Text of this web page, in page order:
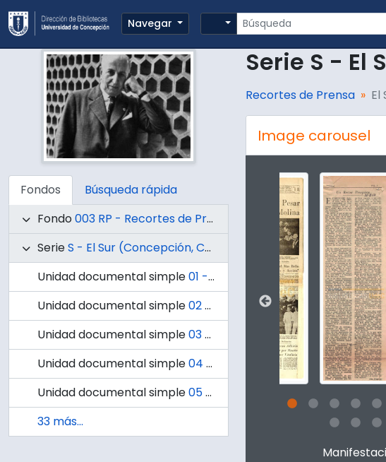
Skip to main content
Navegar
Búsqueda
Search options
Fondos
Búsqueda rápida
Fondo 003 RP - Recortes de Prensa
SerieS - El Sur (Concepción, Chile)
Unidad documental simple01 - Manifestación con motivo de haber obtenido los premios Atenea.
Unidad documental simple02 - Entrega de diplomas.
Unidad documental simple03 - Cóctel en el Club Concepción.
Unidad documental simple04 - Convenio con la Braden Copper firmó Universidad.
Unidad documental simple05 - Felicitaciones del Rector.
33 más...
Serie S - El
Recortes de Prensa El
Image carousel
Changing the
Clicking this